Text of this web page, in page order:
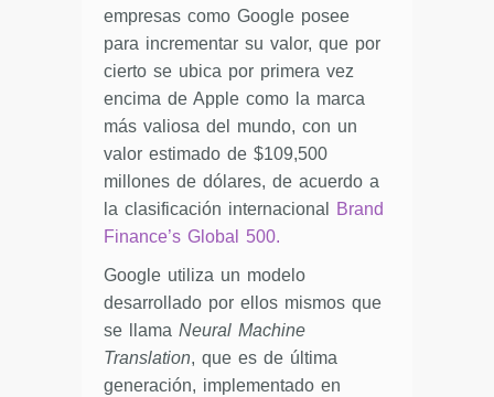
empresas como Google posee
para incrementar su valor, que por
cierto se ubica por primera vez
encima de Apple como la marca
más valiosa del mundo, con un
valor estimado de $109,500
millones de dólares, de acuerdo a
la clasificación internacional
Brand
Finance’s Global 500.
Google utiliza un modelo
desarrollado por ellos mismos que
se llama Neural Machine
Translation, que es de última
generación, implementado en